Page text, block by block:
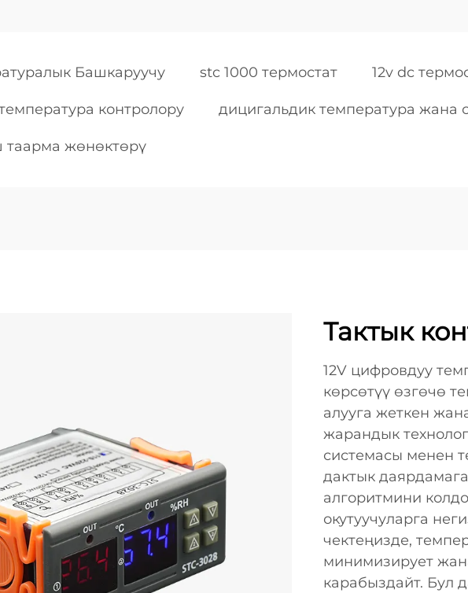
Башкаруучу stc 1000 термостат 12v dc
контролору дицигальдик температура жана
таарма жөнөктөрү
Тактык
12V цифровдуу
көрсөтүү өзгөчө
алууга жеткен
жарандык
системасы менен
дактык
алгоритмини
окутуучуларга
чектеңизде,
минимизирует
карабыздайт. Бул